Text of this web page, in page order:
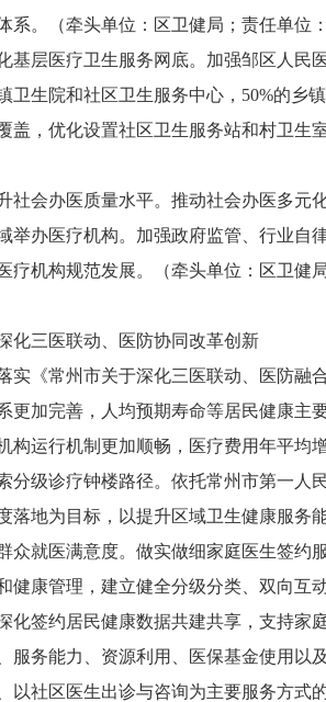
系。
（牵头单位：区卫健局；责任单
基层医疗卫生服务网底。 加强邹区人民
卫生院和社区卫生服务中心， 50%的乡
盖，优化设置社区卫生服务站和村卫生
社会办医质量水平。 推动社会办医多元
举办医疗机构。加强政府监管、行业自
疗机构规范发展。
（牵头单位：区卫健
化三医联动、医防协同改革创新
实《常州市关于深化三医联动、医防融
更加完善，人均预期寿命等居民健康主
构运行机制更加顺畅，医疗费用年平均
分级诊疗钟楼路径。 依托常州市第一人
落地为目标，以提升区域卫生健康服务
众就医满意度。做实做细家庭医生签约
健康管理，建立健全分级分类、双向互
化签约居民健康数据共建共享，支持家
服务能力、资源利用、医保基金使用以
以社区医生出诊与咨询为主要服务方式